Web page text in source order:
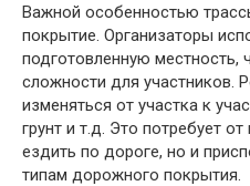
Важной особенностью
покрытие. Организаторы
подготовленную местность,
сложности для участников.
изменяться от участка к
грунт и т.д. Это потребует
ездить по дороге, но и
типам дорожного покрытия.